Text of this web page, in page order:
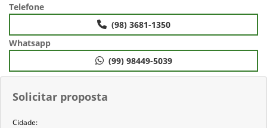
Solicitar proposta
Cidade:
Telefone
(98) 3681-1350
Whatsapp
(99) 98449-5039